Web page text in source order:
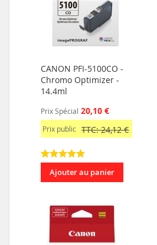
CANON PFI-5100CO -
Chromo Optimizer -
14.4ml
Prix Spécial 20,10 €
Prix public TTC: 24,12 €
Ajouter au panier